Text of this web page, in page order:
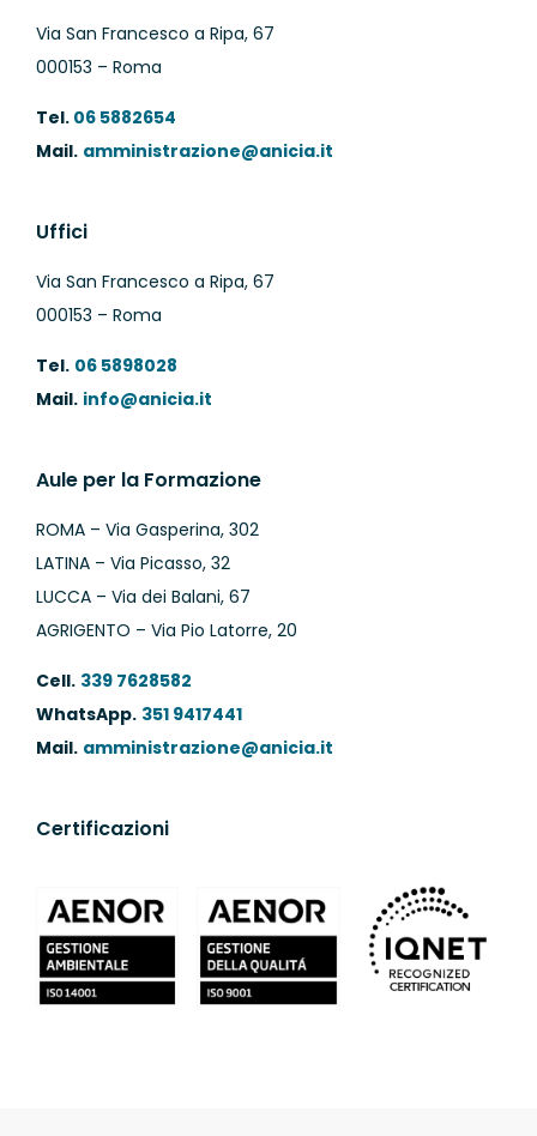
Via San Francesco a Ripa, 67
000153 – Roma
Tel.06 5882654
Mail. amministrazione@anicia.it
Uffici
Via San Francesco a Ripa, 67
000153 – Roma
Tel. 06 5898028
Mail. info@anicia.it
Aule per la Formazione
ROMA – Via Gasperina, 302
LATINA – Via Picasso, 32
LUCCA – Via dei Balani, 67
AGRIGENTO – Via Pio Latorre, 20
Cell. 339 7628582
WhatsApp. 351 9417441
Mail. amministrazione@anicia.it
Certificazioni